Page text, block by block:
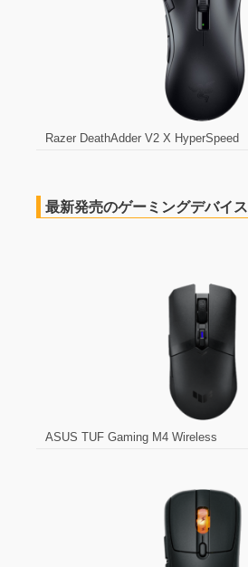
Razer DeathAdder V2 X HyperSpeed
最新発売のゲーミングデバイス
ASUS TUF Gaming M4 Wireless